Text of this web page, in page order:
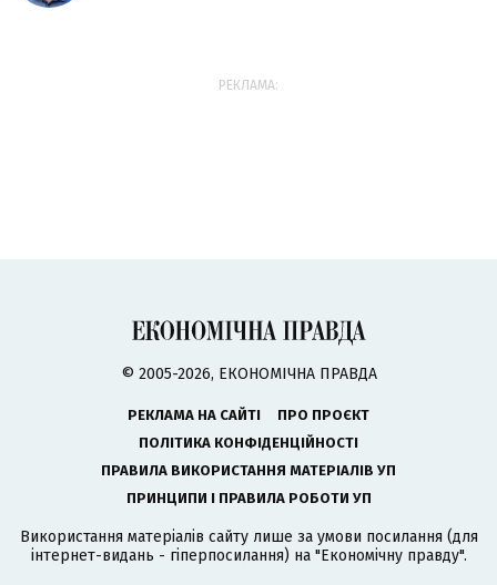
РЕКЛАМА:
© 2005-2026, ЕКОНОМІЧНА ПРАВДА
РЕКЛАМА НА САЙТІ
ПРО ПРОЄКТ
ПОЛІТИКА КОНФІДЕНЦІЙНОСТІ
ПРАВИЛА ВИКОРИСТАННЯ МАТЕРІАЛІВ УП
ПРИНЦИПИ І ПРАВИЛА РОБОТИ УП
Використання матеріалів сайту лише за умови посилання (для
інтернет-видань - гіперпосилання) на "Економічну правду".